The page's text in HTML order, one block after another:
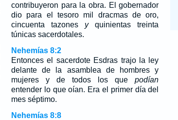
contribuyeron para la obra. El gobernador
dio para el tesoro mil dracmas de oro,
cincuenta tazones yquinientas treinta
túnicas sacerdotales.
Nehemías 8:2
Entonces el sacerdote Esdras trajo la ley
delante de la asamblea de hombres y
mujeres y de todos los quepodían
entender lo que oían. Era el primer día del
mes séptimo.
Nehemías 8:8